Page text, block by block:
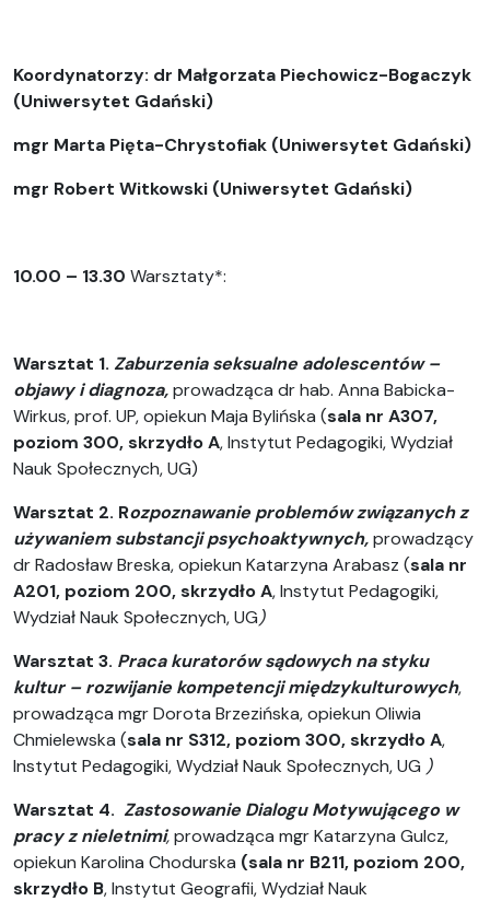
Koordynatorzy: dr Małgorzata Piechowicz-Bogaczyk
(Uniwersytet Gdański)
mgr Marta Pięta-Chrystofiak (Uniwersytet Gdański)
mgr Robert Witkowski (Uniwersytet Gdański)
10.00 – 13.30 Warsztaty*:
Warsztat 1. Zaburzenia seksualne adolescentów –
objawy i diagnoza,prowadząca dr hab. Anna Babicka-
Wirkus, prof. UP, opiekun Maja Bylińska (sala nr A307,
poziom 300, skrzydło A, Instytut Pedagogiki, Wydział
Nauk Społecznych, UG)
Warsztat 2. Rozpoznawanie problemów związanych z
używaniem substancji psychoaktywnych,prowadzący
dr Radosław Breska, opiekun Katarzyna Arabasz (sala nr
A201, poziom 200, skrzydło A, Instytut Pedagogiki,
Wydział Nauk Społecznych, UG)
Warsztat 3. Praca kuratorów sądowych na styku
kultur – rozwijanie kompetencji międzykulturowych,
prowadząca mgr Dorota Brzezińska, opiekun Oliwia
Chmielewska (sala nr S312, poziom 300, skrzydło A,
Instytut Pedagogiki, Wydział Nauk Społecznych, UG )
Warsztat 4. Zastosowanie Dialogu Motywującego w
pracy z nieletnimi,prowadząca mgr Katarzyna Gulcz,
opiekun Karolina Chodurska (sala nr B211, poziom 200,
skrzydło B, Instytut Geografii, Wydział Nauk